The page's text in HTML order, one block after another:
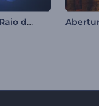
Apresentação de Logo - Raio de Luz Veloz